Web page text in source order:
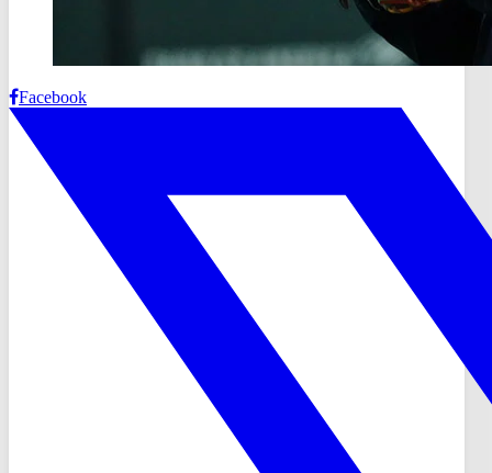
Facebook